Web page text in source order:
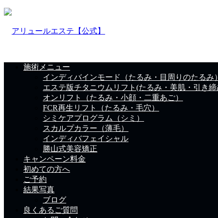
施術メニュー
インディバインモード（たるみ・目周りのたるみ
エステ版チタニウムリフト(たるみ・美肌・引き
オンリフト（たるみ・小顔・二重あご）
FCR再生リフト（たるみ・毛穴）
シミケアプログラム（シミ）
スカルプカラー（薄毛）
インディバフェイシャル
勝山式美容矯正
キャンペーン料金
初めての方へ
ご予約
結果写真
ブログ
良くあるご質問